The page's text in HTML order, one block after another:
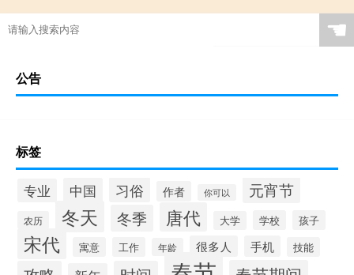
☚
公告
标签
专业 中国 习俗 作者 你可以 元宵节
农历 冬天 冬季 唐代 大学 学校 孩子
宋代 寓意 工作 年龄 很多人 手机 技能